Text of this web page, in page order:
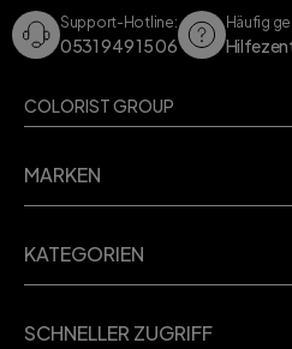
Support-Hotline:
0531 949 15 06
Häufig
COLORIST GROUP
MARKEN
KATEGORIEN
SCHNELLER ZUGRIFF